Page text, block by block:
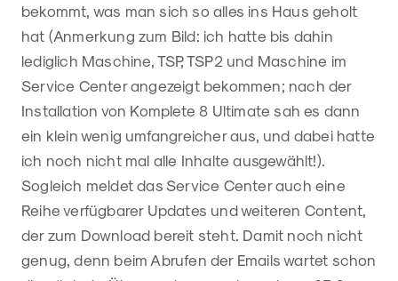
bekommt, was man sich so alles ins Haus geholt
hat (Anmerkung zum Bild: ich hatte bis dahin
lediglich Maschine, TSP, TSP2 und Maschine im
Service Center angezeigt bekommen; nach der
Installation von Komplete 8 Ultimate sah es dann
ein klein wenig umfangreicher aus, und dabei hatte
ich noch nicht mal alle Inhalte ausgewählt!).
Sogleich meldet das Service Center auch eine
Reihe verfügbarer Updates und weiteren Content,
der zum Download bereit steht. Damit noch nicht
genug, denn beim Abrufen der Emails wartet schon